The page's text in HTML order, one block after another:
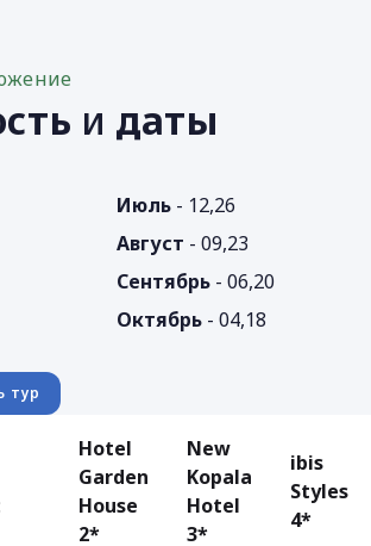
Hotel
Garden
House
2*
New
Kopala
Hotel
3*
ibis
Styles
4*
и даты
Июль
- 12,26
Август - 09,23
Сентябрь - 06,20
Октябрь - 04,18
тур